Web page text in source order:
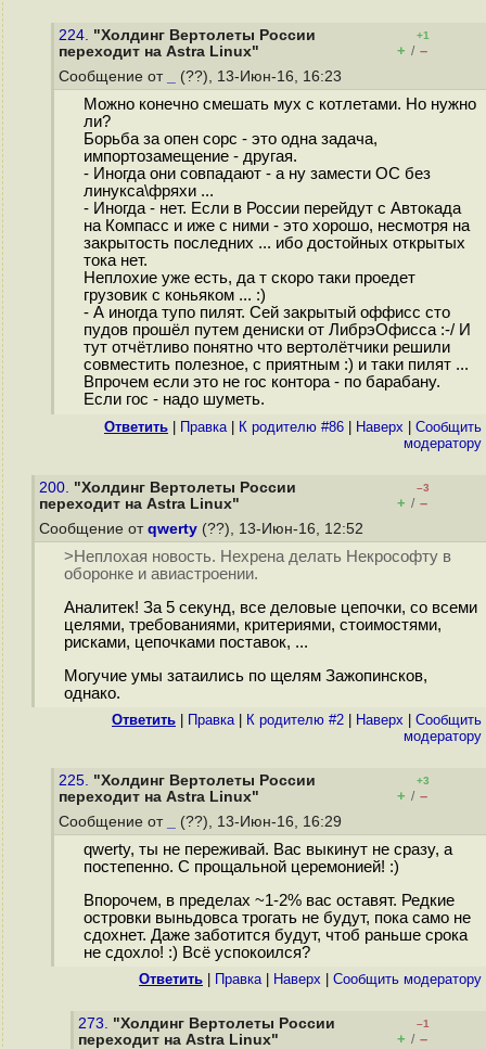
224. "Холдинг Вертолеты России
переходит на Astra Linux"
+1
+ / –
Сообщение от
(??), 13-Июн-16, 16:23
Можно конечно смешать мух с котлетами. Но нужно
ли?
Борьба за опен сорс - это одна задача,
импортозамещение - другая.
- Иногда они совпадают - а ну замести ОС без
линукса\фряхи ...
- Иногда - нет. Если в России перейдут с Автокада
на Компасс и иже с ними - это хорошо, несмотря на
закрытость последних ... ибо достойных открытых
тока нет.
Неплохие уже есть, да т скоро таки проедет
грузовик с коньяком ... :)
- А иногда тупо пилят. Сей закрытый оффисс сто
пудов прошёл путем дениски от ЛибрэОфисса :-/ И
тут отчётливо понятно что вертолётчики решили
совместить полезное, с приятным :) и таки пилят ...
Впрочем если это не гос контора - по барабану.
Если гос - надо шуметь.
Ответить Правка| К родителю #86 Наверх
Cообщить
модератору
200. "Холдинг Вертолеты России
переходит на Astra Linux"
–3
+ / –
Сообщение от qwerty (??), 13-Июн-16, 12:52
>Неплохая новость. Нехрена делать Некрософту в
оборонке и авиастроении.
Аналитек! За 5 секунд, все деловые цепочки, со всеми
целями, требованиями, критериями, стоимостями,
рисками, цепочками поставок, ...
Могучие умы затаились по щелям Зажопинсков,
однако.
Ответить Правка| К родителю #2 Наверх
Cообщить
модератору
225. "Холдинг Вертолеты России
переходит на Astra Linux"
+3
+ / –
Сообщение от
(??), 13-Июн-16, 16:29
qwerty, ты не переживай. Вас выкинут не сразу, а
постепенно. С прощальной церемонией! :)
Впорочем, в пределах ~1-2% вас оставят. Редкие
островки выньдовса трогать не будут, пока само не
сдохнет. Даже заботится будут, чтоб раньше срока
не сдохло! :) Всё успокоился?
Ответить Правка| Наверх Cообщить модератору
273. "Холдинг Вертолеты России
переходит на Astra Linux"
–1
+ / –